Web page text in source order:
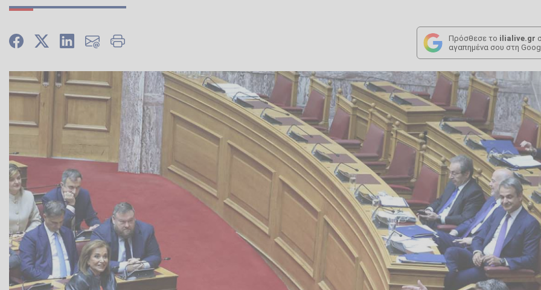
Πρόσθεσε το ilialive.gr
αγαπημένα σου στη